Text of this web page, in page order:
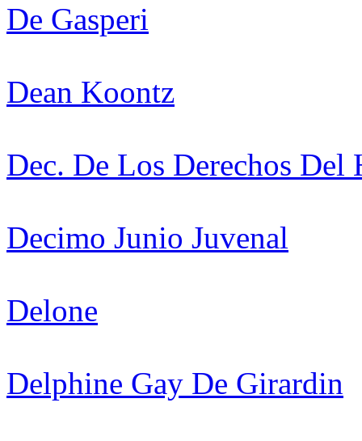
De Gasperi
Dean Koontz
Dec. De Los Derechos
Decimo Junio Juvenal
Delone
Delphine Gay De Girardin